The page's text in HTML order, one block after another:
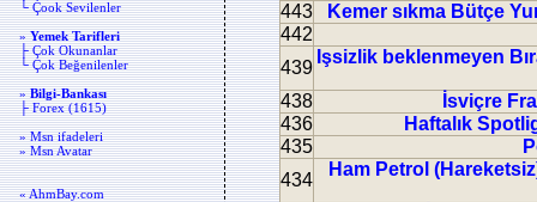
└ Çook Sevilenler
»Yemek Tarifleri
├ Çok Okunanlar
└ Çok Beğenilenler
»Bilgi-Bankası
├ Forex (1615)
» Msn ifadeleri
» Msn Avatar
« AhmBay.com
443
Kemer sıkma Bütçe
442
439
Işsizlik beklenmeyen
438
İsviçre
436
Haftalık
435
434
Ham Petrol